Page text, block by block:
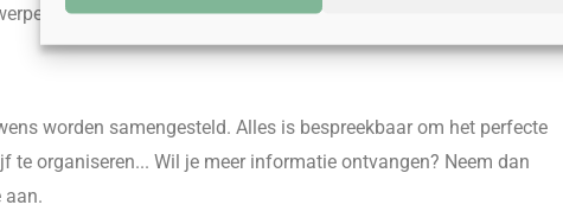
Het is helemaal aan jullie!
worden samengesteld. Alles is bespreekbaar om het perfecte
te organiseren... Wil je meer informatie ontvangen? Neem dan
aan.